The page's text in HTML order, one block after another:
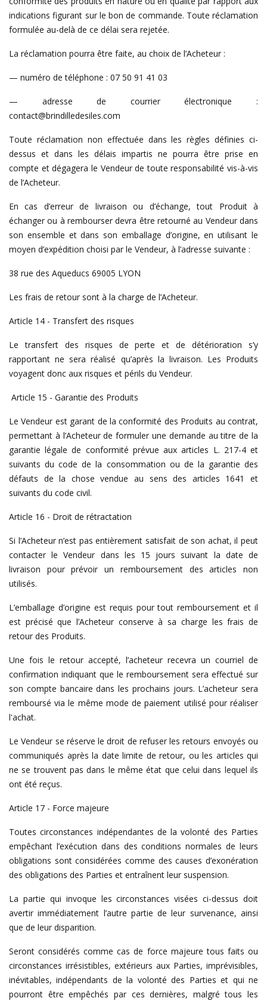
indications figurant sur le bon de commande. Toute réclamation
formulée au-delà de ce délai sera rejetée.
La réclamation pourra être faite, au choix de l’Acheteur :
— numéro de téléphone : 07 50 91 41 03
— adresse de courrier électronique :
contact@brindilledesiles.com
Toute réclamation non effectuée dans les règles définies ci-
dessus et dans les délais impartis ne pourra être prise en
compte et dégagera le Vendeur de toute responsabilité vis-à-vis
de l’Acheteur.
En cas d’erreur de livraison ou d’échange, tout Produit à
échanger ou à rembourser devra être retourné au Vendeur dans
son ensemble et dans son emballage d’origine, en utilisant le
moyen d’expédition choisi par le Vendeur, à l’adresse suivante :
38 rue des Aqueducs 69005 LYON
Les frais de retour sont à la charge de l’Acheteur.
Article 14 - Transfert des risques
Le transfert des risques de perte et de détérioration s’y
rapportant ne sera réalisé qu’après la livraison. Les Produits
voyagent donc aux risques et périls du Vendeur.
Article 15 - Garantie des Produits
Le Vendeur est garant de la conformité des Produits au contrat,
permettant à l’Acheteur de formuler une demande au titre de la
garantie légale de conformité prévue aux articles L. 217-4 et
suivants du code de la consommation ou de la garantie des
défauts de la chose vendue au sens des articles 1641 et
suivants du code civil.
Article 16 - Droit de rétractation
Si l’Acheteur n’est pas entièrement satisfait de son achat, il peut
contacter le Vendeur dans les 15 jours suivant la date de
livraison pour prévoir un remboursement des articles non
utilisés.
L’emballage d’origine est requis pour tout remboursement et il
est précisé que l’Acheteur conserve à sa charge les frais de
retour des Produits.
Une fois le retour accepté, l’acheteur recevra un courriel de
confirmation indiquant que le remboursement sera effectué sur
son compte bancaire dans les prochains jours. L’acheteur sera
remboursé via le même mode de paiement utilisé pour réaliser
l'achat.
Le Vendeur se réserve le droit de refuser les retours envoyés ou
communiqués après la date limite de retour, ou les articles qui
ne se trouvent pas dans le même état que celui dans lequel ils
ont été reçus.
Article 17 - Force majeure
Toutes circonstances indépendantes de la volonté des Parties
empêchant l’exécution dans des conditions normales de leurs
obligations sont considérées comme des causes d’exonération
des obligations des Parties et entraînent leur suspension.
La partie qui invoque les circonstances visées ci-dessus doit
avertir immédiatement l’autre partie de leur survenance, ainsi
que de leur disparition.
Seront considérés comme cas de force majeure tous faits ou
circonstances irrésistibles, extérieurs aux Parties, imprévisibles,
inévitables, indépendants de la volonté des Parties et qui ne
pourront être empêchés par ces dernières, malgré tous les